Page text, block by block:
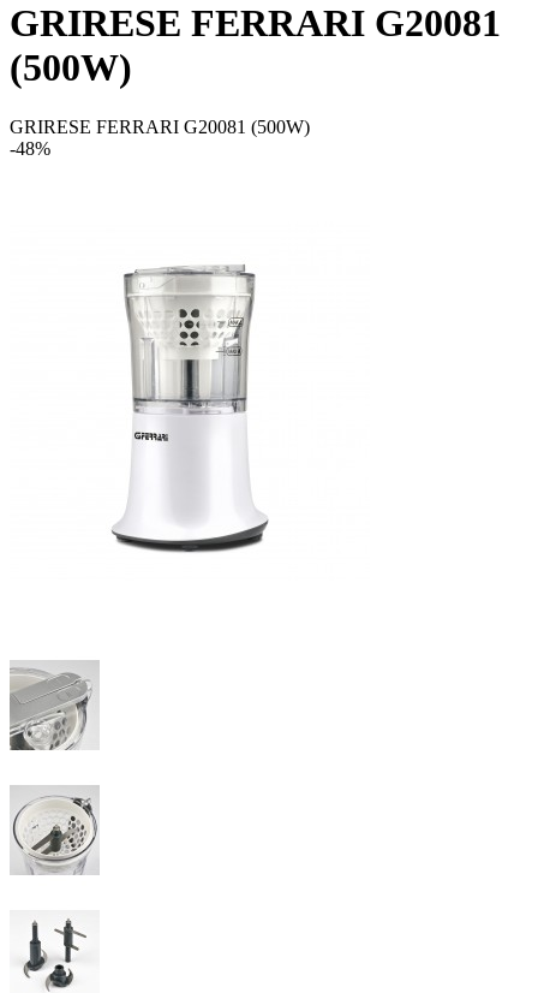
GRIRESE FERRARI G20081
(500W)
GRIRESE FERRARI G20081 (500W)
-48%